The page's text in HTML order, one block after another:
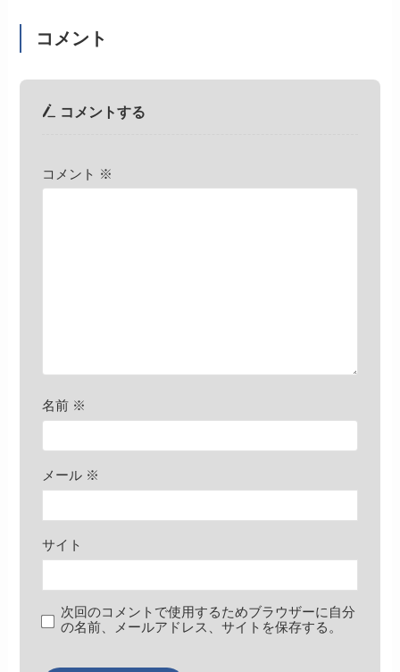
コメント
コメントする
コメント ※
名前 ※
メール ※
サイト
次回のコメントで使用するためブラウザーに自分
の名前、メールアドレス、サイトを保存する。